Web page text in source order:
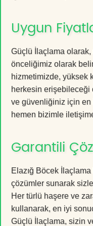
Uygun
Güçlü İlaçlama
önceliğimiz olarak
hizmetimizde, yüksek
herkesin erişebileceği
ve güvenliğiniz için en
hemen bizimle
Garantili
Elazığ Böcek
çözümler sunarak
Her türlü haşere ve
kullanarak, en iyi
Güçlü İlaçlama, sizin